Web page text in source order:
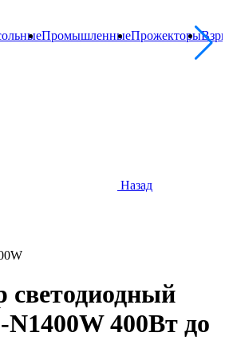
ПромышленныеПрожекторы
Назад
светодиодный
400Вт до